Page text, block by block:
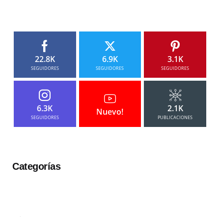
22.8K
SEGUIDORES
6.9K
SEGUIDORES
3.1K
SEGUIDORES
6.3K
SEGUIDORES
Nuevo! 2.1K
PUBLICACIONES
Categorías